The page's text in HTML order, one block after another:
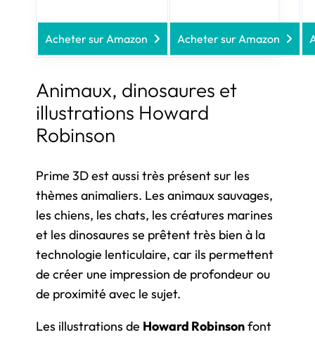
Acheter sur Amazon Acheter sur Amazon
Animaux, dinosaures et
illustrations Howard
Robinson
Prime 3D est aussi très présent sur les
thèmes animaliers. Les animaux sauvages,
les chiens, les chats, les créatures marines
et les dinosaures se prêtent très bien à la
technologie lenticulaire, car ils permettent
de créer une impression de profondeur ou
de proximité avec le sujet.
Les illustrations de Howard Robinsonfont